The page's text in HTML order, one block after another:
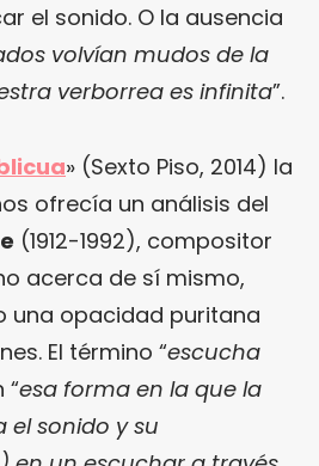
el sonido. O la ausencia
volvían mudos de la
verborrea es infinita”.
» (Sexto Piso, 2014) la
ofrecía un análisis del
(1912-1992), compositor
acerca de sí mismo,
una opacidad puritana
El término “escucha
“esa forma en la que la
el sonido y su